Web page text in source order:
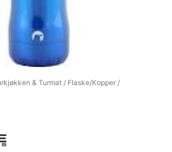
& Turmat/ Flaske/Kopper /